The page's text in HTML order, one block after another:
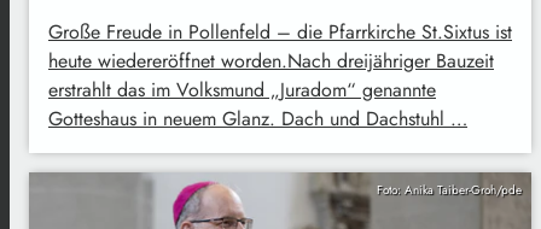
Große Freude in Pollenfeld – die Pfarrkirche St.Sixtus ist
heute wiedereröffnet worden.Nach dreijähriger Bauzeit
erstrahlt das im Volksmund „Juradom“ genannte
Gotteshaus in neuem Glanz. Dach und Dachstuhl …
Foto: Anika Taiber-Groh/pde